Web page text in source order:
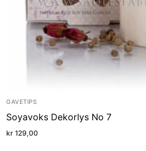
GAVETIPS
Soyavoks Dekorlys No 7
kr 129,00